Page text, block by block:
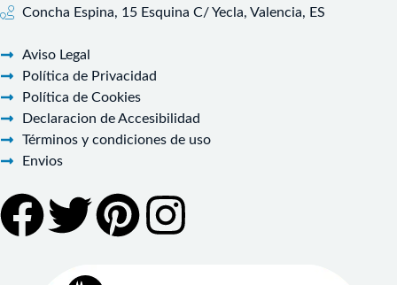
Concha Espina, 15 Esquina C/ Yecla, Valencia, ES
Aviso Legal
Política de Privacidad
Política de Cookies
Declaracion de Accesibilidad
Términos y condiciones de uso
Envios